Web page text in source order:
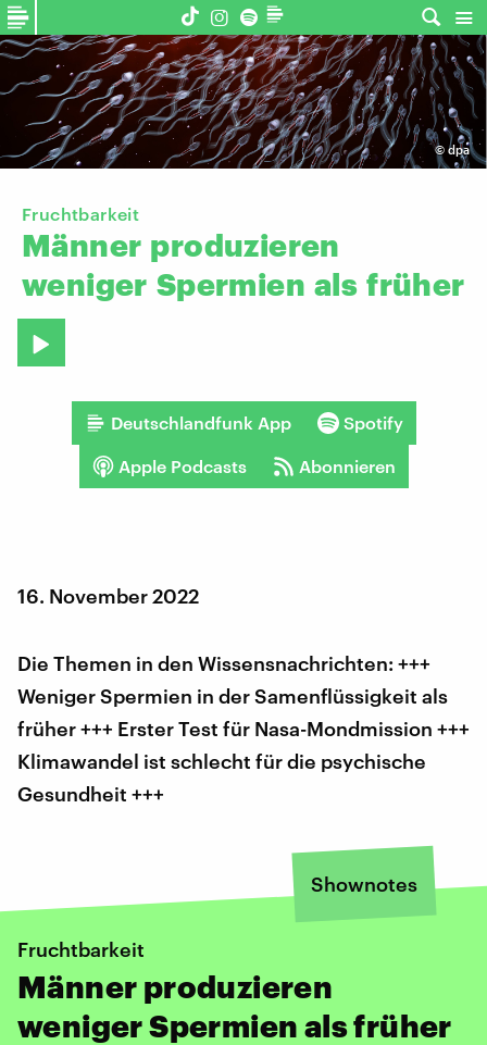
© dpa
Fruchtbarkeit
Männer produzieren
weniger Spermien als früher
Deutschlandfunk App Spotify
Apple Podcasts Abonnieren
16. November 2022
Die Themen in den Wissensnachrichten: +++
Weniger Spermien in der Samenflüssigkeit als
früher +++ Erster Test für Nasa-Mondmission +++
Klimawandel ist schlecht für die psychische
Gesundheit +++
Shownotes
Fruchtbarkeit
Männer produzieren
weniger Spermien als früher